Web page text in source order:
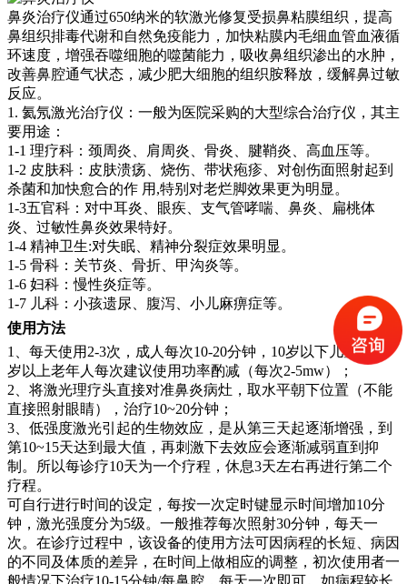
鼻炎治疗仪通过650纳米的软激光修复受损鼻粘膜组织，提高
鼻组织排毒代谢和自然免疫能力，加快粘膜内毛细血管血液循
环速度，增强吞噬细胞的噬菌能力，吸收鼻组织渗出的水肿，
改善鼻腔通气状态，减少肥大细胞的组织胺释放，缓解鼻过敏
反应。
1. 氦氖激光治疗仪：一般为医院采购的大型综合治疗仪，其主
要用途：
1-1 理疗科：颈周炎、肩周炎、骨炎、腱鞘炎、高血压等。
1-2 皮肤科：皮肤溃疡、烧伤、带状疱疹、对创伤面照射起到
杀菌和加快愈合的作 用,特别对老烂脚效果更为明显。
1-3五官科：对中耳炎、眼疾、支气管哮喘、鼻炎、扁桃体
炎、过敏性鼻炎效果特好。
1-4 精神卫生:对失眠、精神分裂症效果明显。
1-5 骨科：关节炎、骨折、甲沟炎等。
1-6 妇科：慢性炎症等。
1-7 儿科：小孩遗尿、腹泻、小儿麻痹症等。
使用方法
1、每天使用2-3次，成人每次10-20分钟，10岁以下儿童和60
岁以上老年人每次建议使用功率酌减（每次2-5mw）；
2、将激光理疗头直接对准鼻炎病灶，取水平朝下位置（不能
直接照射眼睛），治疗10~20分钟；
3、低强度激光引起的生物效应，是从第三天起逐渐增强，到
第10~15天达到最大值，再刺激下去效应会逐渐减弱直到抑
制。所以每诊疗10天为一个疗程，休息3天左右再进行第二个
疗程。
可自行进行时间的设定，每按一次定时键显示时间增加10分
钟，激光强度分为5级。一般推荐每次照射30分钟，每天一
次。在诊疗过程中，该设备的使用方法可因病程的长短、病因
的不同及体质的差异，在时间上做相应的调整，初次使用者一